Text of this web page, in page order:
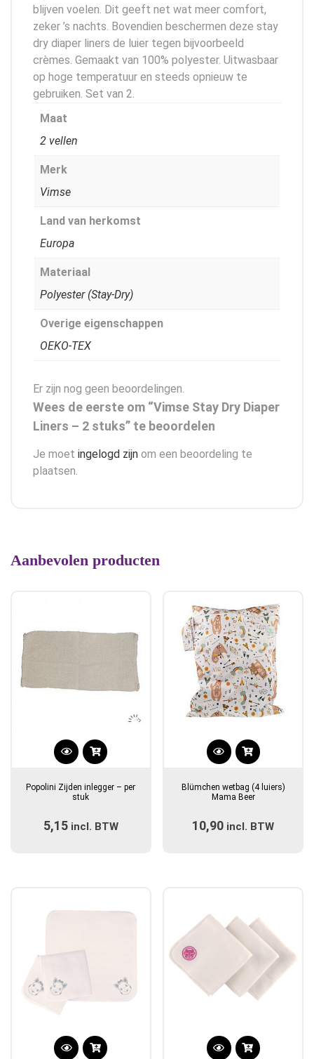
blijven voelen. Dit geeft net wat meer comfort,
zeker ’s nachts. Bovendien beschermen deze stay
dry diaper liners de luier tegen bijvoorbeeld
crèmes. Gemaakt van 100% polyester. Uitwasbaar
op hoge temperatuur en steeds opnieuw te
gebruiken. Set van 2.
Maat
2 vellen
Merk
Vimse
Land van herkomst
Europa
Materiaal
Polyester (Stay-Dry)
Overige eigenschappen
OEKO-TEX
Er zijn nog geen beoordelingen.
Wees de eerste om “Vimse Stay Dry Diaper
Liners – 2 stuks” te beoordelen
Je moet ingelogd zijn om een beoordeling te
plaatsen.
Aanbevolen producten
Dit
heeft
variaties.
worden
productpagina
Popolini Zijden inlegger – per
stuk
5,15 incl. BTW
Blümchen wetbag (4 luiers)
Mama Beer
10,90 incl. BTW